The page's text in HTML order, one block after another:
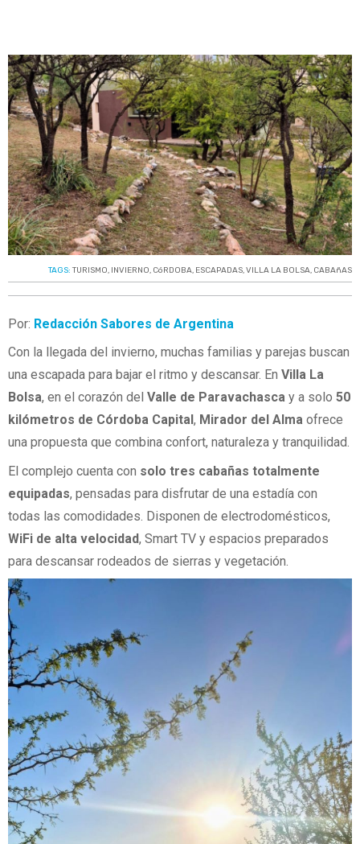
TAGS: TURISMO, INVIERNO, CóRDOBA, ESCAPADAS,VILLA LA BOLSA, CABAñAS
Por: Redacción Sabores de Argentina
Con la llegada del invierno, muchas familias y parejas buscan
una escapada para bajar el ritmo y descansar. En Villa La
Bolsa, en el corazón del Valle de Paravachasca y a solo 50
kilómetros de Córdoba Capital , Mirador del Alma ofrece
una propuesta que combina confort, naturaleza y tranquilidad.
El complejo cuenta con solo tres cabañas totalmente
equipadas, pensadas para disfrutar de una estadía con
todas las comodidades. Disponen de electrodomésticos,
WiFi de alta velocidad, Smart TV y espacios preparados
para descansar rodeados de sierras y vegetación.